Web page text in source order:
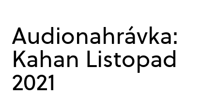
Audionahrávka:
Kahan Listopad
2021